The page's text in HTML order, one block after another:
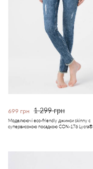
699 грн 1 299 грн
Моделюючі eco-friendly джинси skinny c
супервисокою посадкою CON-176 Lycra®